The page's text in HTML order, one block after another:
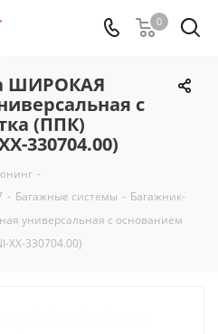
0
ШИРОКАЯ
с
(ППК)
330704.00)
-
- Багажные системы - Багажник-
универсальная с основанием
XX-330704.00)